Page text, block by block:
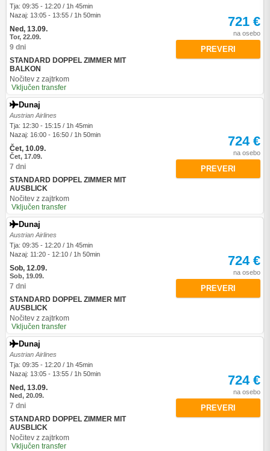
Tja: 09:35 - 12:20 / 1h 45min
Nazaj: 13:05 - 13:55 / 1h 50min
Ned, 13.09.
Tor, 22.09.
9 dni
STANDARD DOPPEL ZIMMER MIT
BALKON
Nočitev z zajtrkom
Vključen transfer
721 €
na osebo
PREVERI
Dunaj
Austrian Airlines
Tja: 12:30 - 15:15 / 1h 45min
Nazaj: 16:00 - 16:50 / 1h 50min
Čet, 10.09.
Čet, 17.09.
7 dni
STANDARD DOPPEL ZIMMER MIT
AUSBLICK
Nočitev z zajtrkom
Vključen transfer
724 €
na osebo
PREVERI
Dunaj
Austrian Airlines
Tja: 09:35 - 12:20 / 1h 45min
Nazaj: 11:20 - 12:10 / 1h 50min
Sob, 12.09.
Sob, 19.09.
7 dni
STANDARD DOPPEL ZIMMER MIT
AUSBLICK
Nočitev z zajtrkom
Vključen transfer
724 €
na osebo
PREVERI
Dunaj
Austrian Airlines
Tja: 09:35 - 12:20 / 1h 45min
Nazaj: 13:05 - 13:55 / 1h 50min
Ned, 13.09.
Ned, 20.09.
7 dni
STANDARD DOPPEL ZIMMER MIT
AUSBLICK
Nočitev z zajtrkom
Vključen transfer
724 €
na osebo
PREVERI